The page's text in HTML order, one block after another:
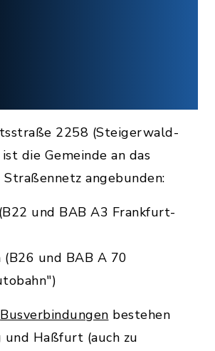
2258 (Steigerwald-
die Gemeinde an das
angebunden:
und BAB A3 Frankfurt-
(B26 und BAB A 70
Busverbindungen bestehen
und Haßfurt (auch zu